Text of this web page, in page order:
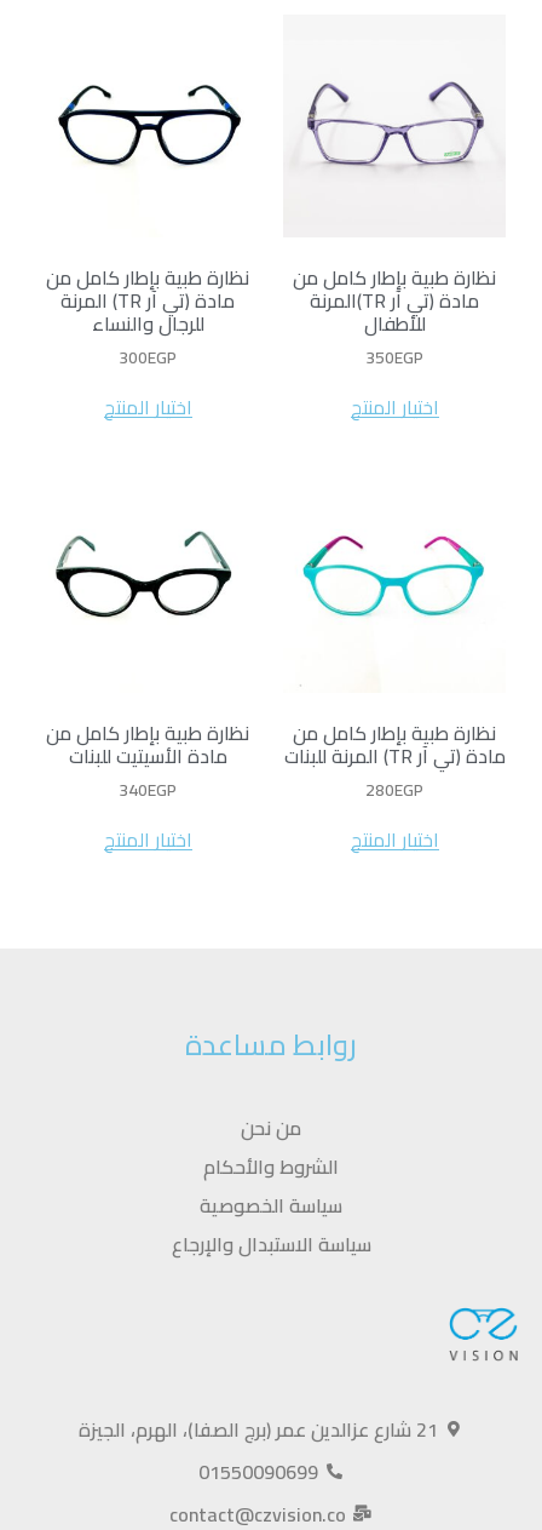
نظارة طبية بإطار كامل من
مادة (تي آر TR)المرنة
للأطفال
350EGP
اختيار المنتج
نظارة طبية بإطار كامل من
مادة (تي آر TR) المرنة
للرجال والنساء
300EGP
اختيار المنتج
نظارة طبية بإطار كامل من
مادة (تي آر TR) المرنة للبنات
280EGP
اختيار المنتج
نظارة طبية بإطار كامل من
مادة الأسيتيت للبنات
340EGP
اختيار المنتج
روابط مساعدة
من نحن
الشروط والأحكام
سياسة الخصوصية
سياسة الاستبدال والإرجاع
21 شارع عزالدين عمر (برج الصفا)، الهرم، الجيزة
01550090699
contact@czvision.co